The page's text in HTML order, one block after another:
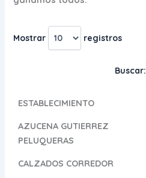
Mostrar registros
Buscar:
ESTABLECIMIENTO
AZUCENA GUTIERREZ
PELUQUERAS
CALZADOS CORREDOR